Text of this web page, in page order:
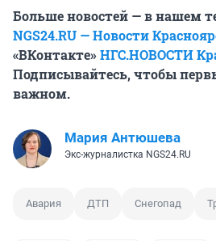
Больше новостей — в нашем
NGS24.RU — Новости
«ВКонтакте»НГС.НОВОСТИ
Подписывайтесь, чтобы
важном.
Мария Антюшева
Экс-журналистка NGS24.RU
Авария ДТП Снегопад